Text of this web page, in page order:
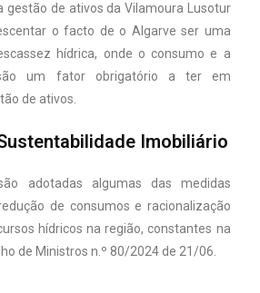
gestão de ativos da Vilamoura Lusotur
o facto de o Algarve ser uma
hídrica, onde o consumo e a
um fator obrigatório a ter em
de ativos.
Imobiliário
adotadas algumas das medidas
de consumos e racionalização
hídricos na região, constantes na
de Ministros n.º 80/2024 de 21/06.